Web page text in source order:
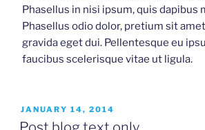
Phasellus in nisi ipsum, quis dapibus
Phasellus odio dolor, pretium sit
gravida eget dui. Pellentesque eu
faucibus scelerisque vitae ut ligula.
POSTED
ON
JANUARY 14, 2014